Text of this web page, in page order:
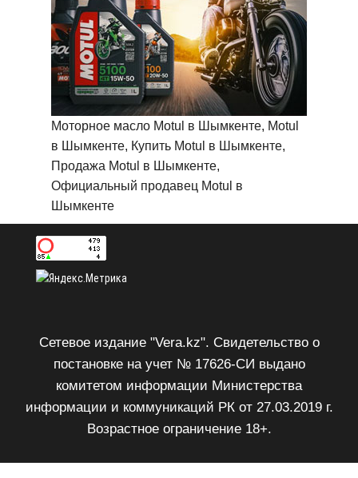
Моторное масло Motul в Шымкенте, Motul
в Шымкенте, Купить Motul в Шымкенте,
Продажа Motul в Шымкенте,
Официальный продавец Motul в
Шымкенте
Сетевое издание "Vera.kz". Свидетельство о
постановке на учет № 17626-СИ выдано
комитетом информации Министерства
информации и коммуникаций РК от 27.03.2019 г.
Возрастное ограничение 18+.